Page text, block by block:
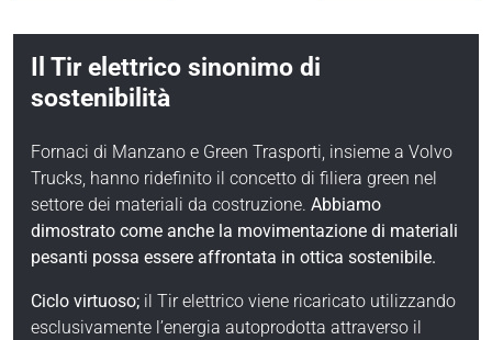
Il Tir elettrico sinonimo di
sostenibilità
Fornaci di Manzano e Green Trasporti, insieme a Volvo
Trucks, hanno ridefinito il concetto di filiera green nel
settore dei materiali da costruzione. Abbiamo
dimostrato come anche la movimentazione di materiali
pesanti possa essere affrontata in ottica sostenibile.
Ciclo virtuoso; il Tir elettrico viene ricaricato utilizzando
esclusivamente l’energia autoprodotta attraverso il